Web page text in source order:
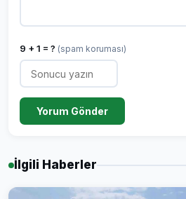
9 + 1 = ? (spam koruması)
Yorum Gönder
İlgili Haberler